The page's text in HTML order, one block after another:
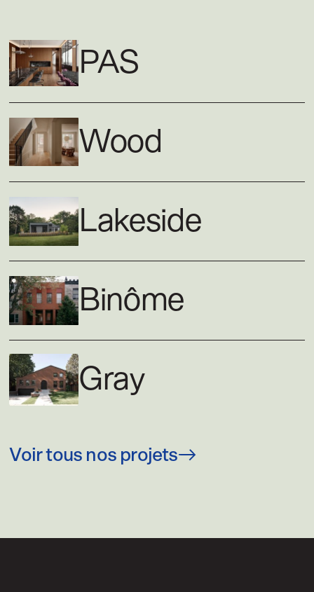
PAS
Wood
Lakeside
Binôme
Gray
Voir tous nos projets